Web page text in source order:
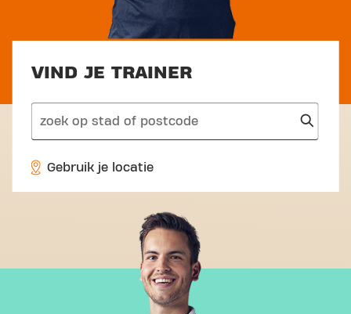
VIND JE TRAINER
search
Gebruik je locatie